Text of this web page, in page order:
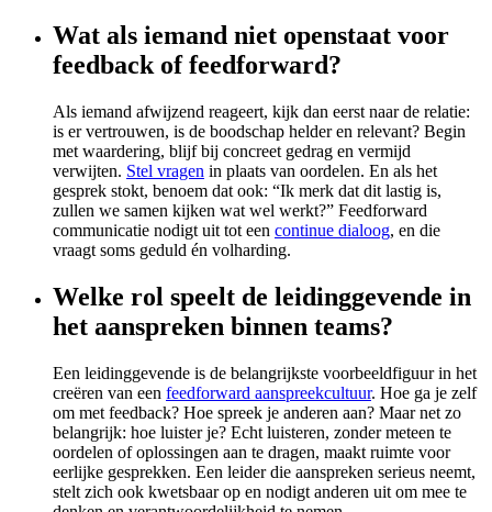
Wat als iemand niet openstaat voor
feedback of feedforward?
Als iemand afwijzend reageert, kijk dan eerst naar de relatie:
is er vertrouwen, is de boodschap helder en relevant? Begin
met waardering, blijf bij concreet gedrag en vermijd
verwijten. Stel vragen in plaats van oordelen. En als het
gesprek stokt, benoem dat ook: “Ik merk dat dit lastig is,
zullen we samen kijken wat wel werkt?” Feedforward
communicatie nodigt uit tot een continue dialoog, en die
vraagt soms geduld én volharding.
Welke rol speelt de leidinggevende in
het aanspreken binnen teams?
Een leidinggevende is de belangrijkste voorbeeldfiguur in het
creëren van een feedforward aanspreekcultuur. Hoe ga je zelf
om met feedback? Hoe spreek je anderen aan? Maar net zo
belangrijk: hoe luister je? Echt luisteren, zonder meteen te
oordelen of oplossingen aan te dragen, maakt ruimte voor
eerlijke gesprekken. Een leider die aanspreken serieus neemt,
stelt zich ook kwetsbaar op en nodigt anderen uit om mee te